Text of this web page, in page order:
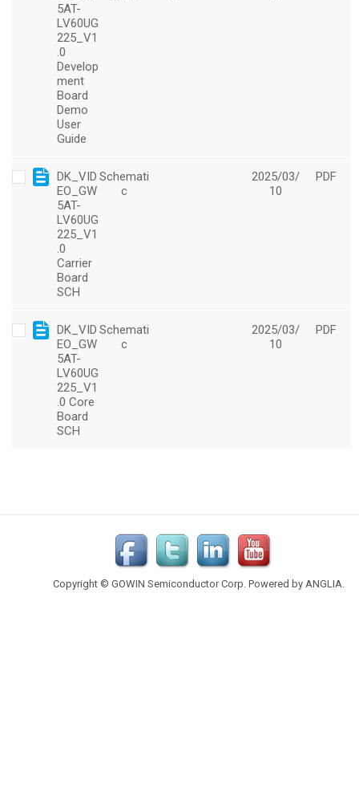
Copyright © GOWIN Semiconductor Corp. Powered by ANGLIA.